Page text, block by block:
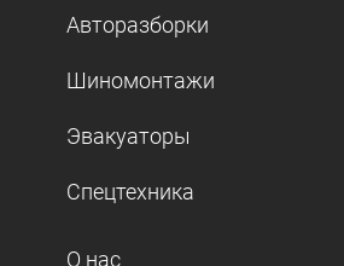
Авторазборки
Шиномонтажи
Эвакуаторы
Спецтехника
О нас